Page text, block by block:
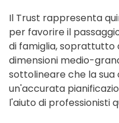
Il Trust rappresenta
per favorire il
di famiglia, soprattutto
dimensioni medio-
sottolineare che la
un'accurata
l'aiuto di professionisti